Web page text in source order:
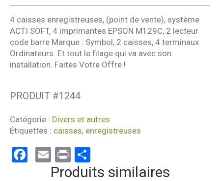
4 caisses enregistreuses, (point de vente), système
ACTI SOFT, 4 imprimantes EPSON M129C, 2 lecteur
code barre Marque : Symbol, 2 caisses, 4 terminaux
Ordinateurs. Et tout le filage qui va avec son
installation. Faites Votre Offre !
PRODUIT #1244
Catégorie : Divers et autres
Étiquettes : caisses, enregistreuses
Facebook
Email
Print
Produits similaires